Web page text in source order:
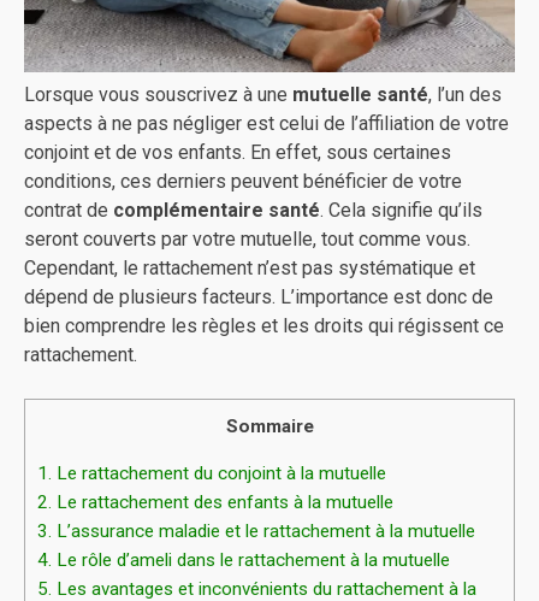
Lorsque vous souscrivez à une mutuelle santé, l’un des
aspects à ne pas négliger est celui de l’affiliation de votre
conjoint et de vos enfants. En effet, sous certaines
conditions, ces derniers peuvent bénéficier de votre
contrat de complémentaire santé. Cela signifie qu’ils
seront couverts par votre mutuelle, tout comme vous.
Cependant, le rattachement n’est pas systématique et
dépend de plusieurs facteurs. L’importance est donc de
bien comprendre les règles et les droits qui régissent ce
rattachement.
Sommaire
1. Le rattachement du conjoint à la mutuelle
2. Le rattachement des enfants à la mutuelle
3. L’assurance maladie et le rattachement à la mutuelle
4. Le rôle d’ameli dans le rattachement à la mutuelle
5. Les avantages et inconvénients du rattachement à la